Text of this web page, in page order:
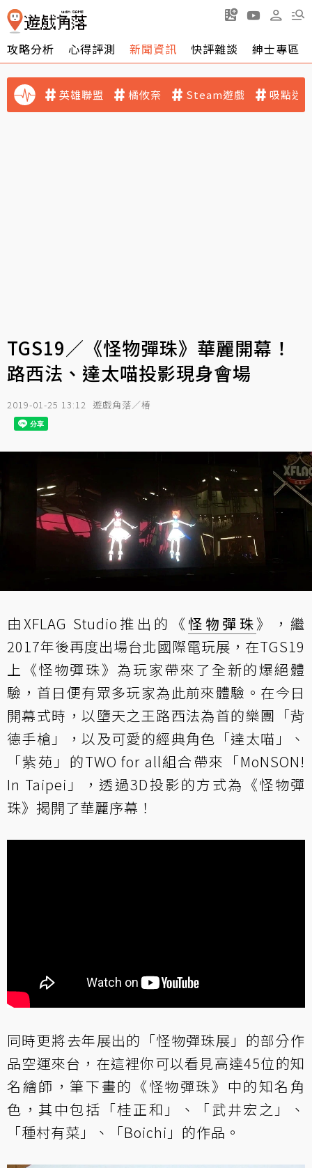
攻略分析 心得評測 新聞資訊 快評雜談 紳士專區
英雄聯盟 橘攸奈 Steam遊戲 吸點迷
TGS19／《怪物彈珠》華麗開幕！
路西法、達太喵投影現身會場
2019-01-25 13:12 遊戲角落／椿
由XFLAG Studio推出的《 怪物彈珠》，繼
2017年後再度出場台北國際電玩展，在TGS19
上《怪物彈珠》為玩家帶來了全新的爆絕體
驗，首日便有眾多玩家為此前來體驗。在今日
開幕式時，以墮天之王路西法為首的樂團「背
德手槍」，以及可愛的經典角色「達太喵」、
「紫苑」的TWO for all組合帶來「MoNSON!
In Taipei」，透過3D投影的方式為《怪物彈
珠》揭開了華麗序幕！
同時更將去年展出的「怪物彈珠展」的部分作
品空運來台，在這裡你可以看見高達45位的知
名繪師，筆下畫的《怪物彈珠》中的知名角
色，其中包括「桂正和」、「武井宏之」、
「種村有菜」、「Boichi」的作品。